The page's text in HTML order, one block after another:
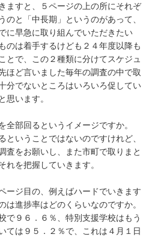
ますと、５ページの上の所にそれぞ
のと「中長期」というのがあって、
に早急に取り組んでいただきたい
のは着手するけども２４年度以降も
とで、この２種類に分けてスケジュ
ほど言いました毎年の調査の中で取
分でないところはいろいろ促してい
思います。
全部回るというイメージですか。
ということではないのですけれど、
査をお願いし、また市町で取りまと
れを把握していきます。
ージ目の、例えばハードでいきます
は進捗率はどのくらいなのですか。
で９６．６％、特別支援学校はもう
ては９５．２％で、これは４月１日